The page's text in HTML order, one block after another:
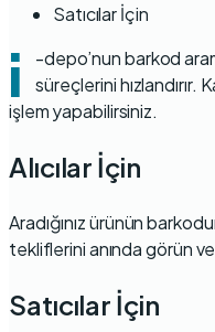
Satıcılar İçin
i
-depo’nun barkod
süreçlerini hızlandırır.
işlem yapabilirsiniz.
Alıcılar İçin
Aradığınız ürünün
tekliflerini anında görün
Satıcılar İçin